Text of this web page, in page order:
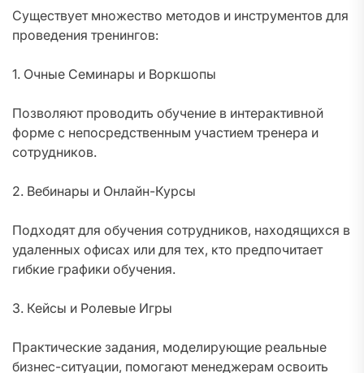
Существует множество методов и инструментов для
проведения тренингов:
1. Очные Семинары и Воркшопы
Позволяют проводить обучение в интерактивной
форме с непосредственным участием тренера и
сотрудников.
2. Вебинары и Онлайн-Курсы
Подходят для обучения сотрудников, находящихся в
удаленных офисах или для тех, кто предпочитает
гибкие графики обучения.
3. Кейсы и Ролевые Игры
Практические задания, моделирующие реальные
бизнес-ситуации, помогают менеджерам освоить